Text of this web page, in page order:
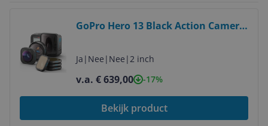
GoPro Hero 13 Black Action Camera
Ja | Nee | Nee |2 inch
v.a. € 639,00 -17%
Bekijk product